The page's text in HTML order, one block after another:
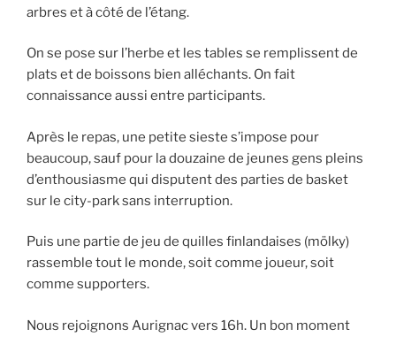
arbres et à côté de l’étang.
On se pose sur l’herbe et les tables se remplissent de
plats et de boissons bien alléchants. On fait
connaissance aussi entre participants.
Après le repas, une petite sieste s’impose pour
beaucoup, sauf pour la douzaine de jeunes gens pleins
d’enthousiasme qui disputent des parties de basket
sur le city-park sans interruption.
Puis une partie de jeu de quilles finlandaises (mölky)
rassemble tout le monde, soit comme joueur, soit
comme supporters.
Nous rejoignons Aurignac vers 16h. Un bon moment